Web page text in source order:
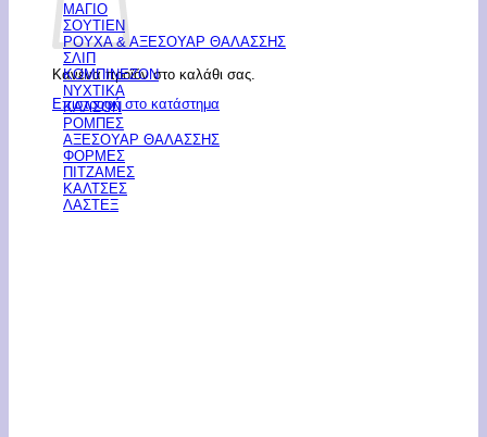
Κανένα προϊόν στο καλάθι σας.
Επιστροφή στο κατάστημα
ΜΑΓΙΟ
ΣΟΥΤΙΕΝ
ΡΟΥΧΑ & ΑΞΕΣΟΥΑΡ ΘΑΛΑΣΣΗΣ
ΣΛΙΠ
ΚΟΜΠΙΝΕΖΟΝ
ΝΥΧΤΙΚΑ
ΚΑΛΣΟΝ
ΡΟΜΠΕΣ
ΑΞΕΣΟΥΑΡ ΘΑΛΑΣΣΗΣ
ΦΟΡΜΕΣ
ΠΙΤΖΑΜΕΣ
ΚΑΛΤΣΕΣ
ΛΑΣΤΕΞ